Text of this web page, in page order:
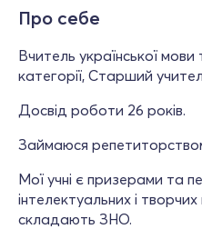
Про себе
Вчитель української
категорії, Старший
Досвід роботи 26 років.
Займаюся
Мої учні є призерами та
інтелектуальних і
складають ЗНО.